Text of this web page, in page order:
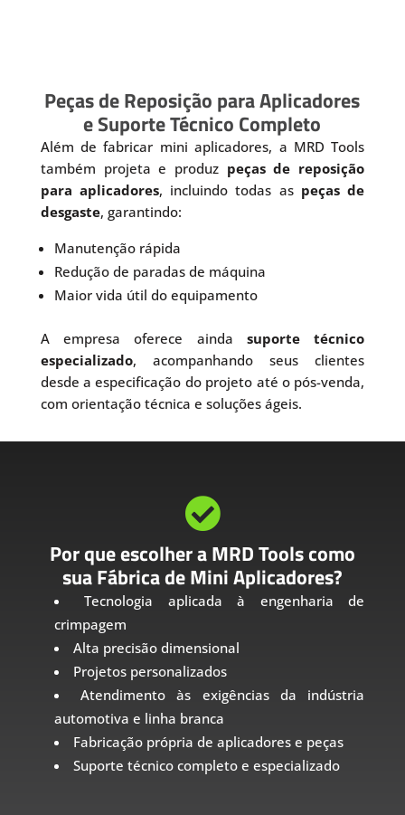
Peças de Reposição para Aplicadores
e Suporte Técnico Completo
Além de fabricar mini aplicadores, a MRD Tools
também projeta e produz peças de reposição
para aplicadores, incluindo todas as peças de
desgaste, garantindo:
Manutenção rápida
Redução de paradas de máquina
Maior vida útil do equipamento
A empresa oferece ainda suporte técnico
especializado, acompanhando seus clientes
desde a especificação do projeto até o pós-venda,
com orientação técnica e soluções ágeis.

Por que escolher a MRD Tools como
sua Fábrica de Mini Aplicadores?
Tecnologia aplicada à engenharia de
crimpagem
Alta precisão dimensional
Projetos personalizados
Atendimento às exigências da indústria
automotiva e linha branca
Fabricação própria de aplicadores e peças
Suporte técnico completo e especializado